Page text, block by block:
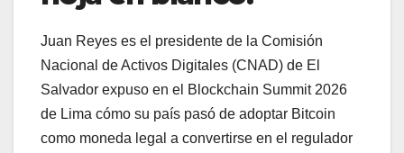
Juan Reyes es el presidente de la Comisión
Nacional de Activos Digitales (CNAD) de El
Salvador expuso en el Blockchain Summit 2026
de Lima cómo su país pasó de adoptar Bitcoin
como moneda legal a convertirse en el regulador